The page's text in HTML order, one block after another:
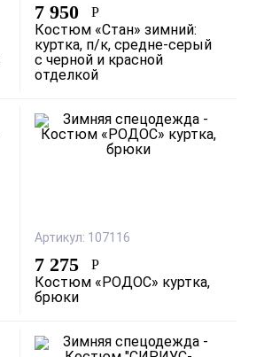
7 950 Р
Костюм «Стан» зимний:
куртка, п/к, средне-серый
с черной и красной
отделкой
Артикул: 107116
7 275 Р
Костюм «РОДОС» куртка,
брюки